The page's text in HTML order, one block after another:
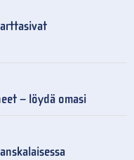
– löydä omasi